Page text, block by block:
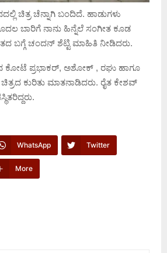
ಚಿತ್ರ ಚೆನ್ನಾಗಿ ಬಂದಿದೆ. ಹಾಡುಗಳು
ಬಾರಿಗೆ ನಾನು ಹಿನ್ನೆಲೆ ಸಂಗೀತ ಕೂಡ
ಬಗ್ಗೆ ಚಂದನ್ ಶೆಟ್ಟಿ ಮಾಹಿತಿ ನೀಡಿದರು.
ಕೋಟೆ ಪ್ರಭಾಕರ್, ಅಶೋಕ್ , ರಘು ಹಾಗೂ
ಚಿತ್ರದ ಕುರಿತು ಮಾತನಾಡಿದರು. ರೈತ ಕೇಶವ್
WhatsApp Twitter
More